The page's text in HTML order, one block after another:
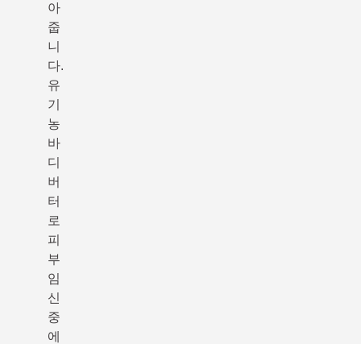
아
줍
니
다.
유
기
농
바
디
버
터
로
피
부
임
신
중
에